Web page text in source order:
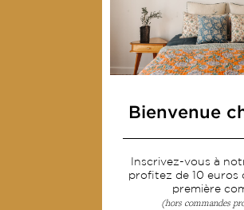
Déco & Linge de maison
Linge de table
Sacs & pochettes
Services
Livraison & retour
CGV
Bienvenue
Inscrivez-vous à
profitez de 10
première
(hors commandes